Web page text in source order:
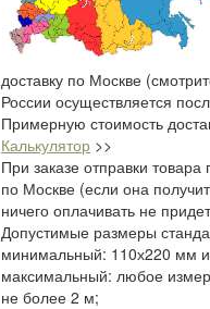
доставку по Москве
России осуществляется
Примерную стоимость
Калькулятор >>
При заказе отправки
по Москве (если она
ничего оплачивать не
Допустимые размеры
минимальный: 110х220 мм
максимальный: любое
не более 2 м;